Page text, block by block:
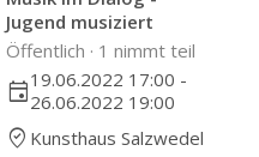
Jugend musiziert
Öffentlich · 1 nimmt teil
event19.06.2022 17:00 -
26.06.2022 19:00
where_to_vote Kunsthaus Salzwedel